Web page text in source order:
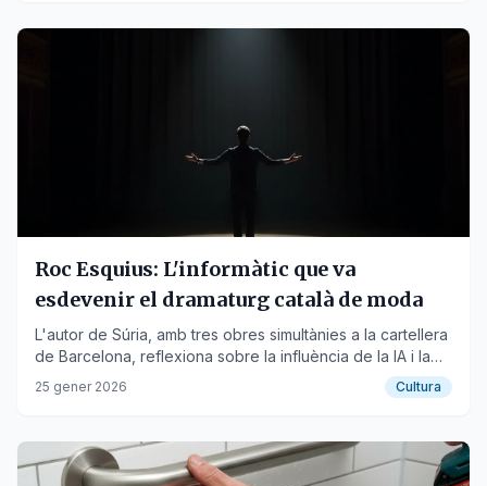
empreses.
Roc Esquius: L'informàtic que va
esdevenir el dramaturg català de moda
L'autor de Súria, amb tres obres simultànies a la cartellera
de Barcelona, reflexiona sobre la influència de la IA i la
pressió del sector teatral.
25 gener 2026 Cultura